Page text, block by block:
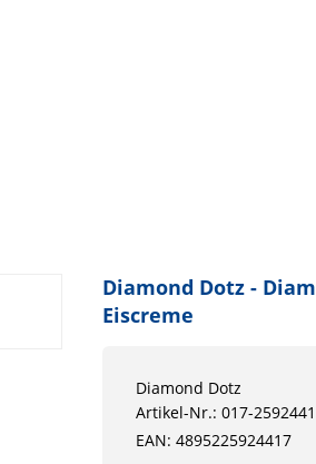
Diamond Dotz -
Eiscreme
Diamond Dotz
Artikel-Nr.: 017-2592441
EAN: 4895225924417